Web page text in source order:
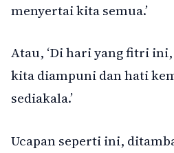
menyertai kita semua.’
Atau, ‘Di hari yang fitri ini,
kita diampuni dan hati
sediakala.’
Ucapan seperti ini,